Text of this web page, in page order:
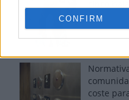
CONFIRM
coste